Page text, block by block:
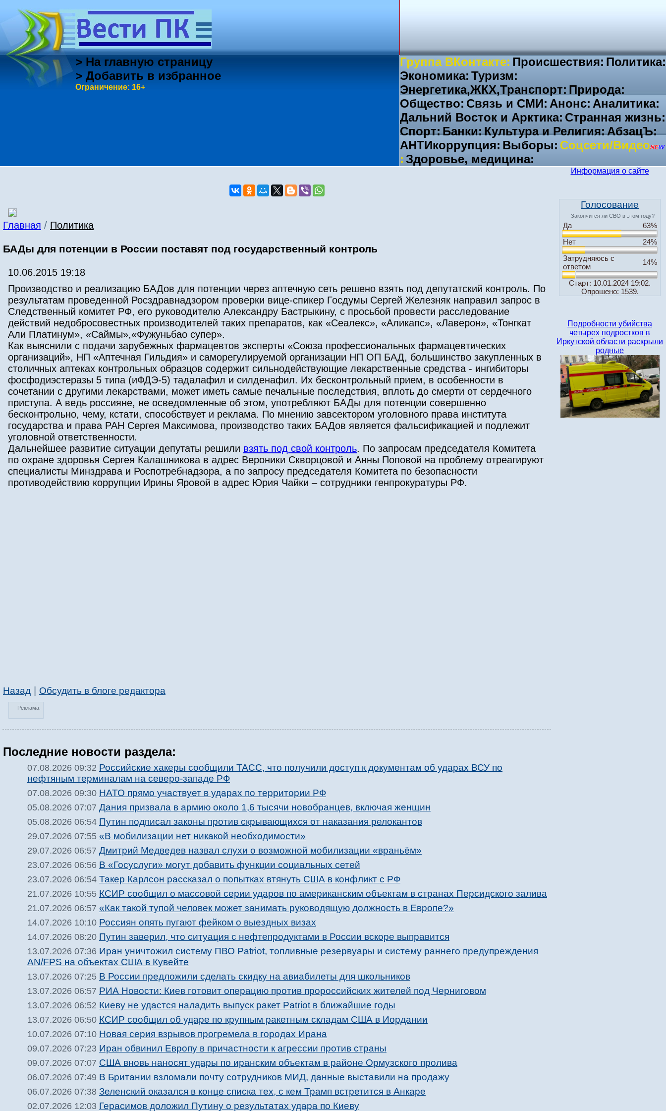
> На главную страницу
> Добавить в избранное
Ограничение: 16+
Группа ВКонтакте: Происшествия: Политика:
Экономика: Туризм:
Энергетика,ЖКХ,Транспорт: Природа:
Общество: Связь и СМИ: Анонс: Аналитика:
Дальний Восток и Арктика: Странная жизнь:
Спорт:Банки:Культура и Религия:АбзацЪ:
АНТИкоррупция: Выборы: Соцсети/Видео
: Здоровье, медицина:
Главная / Политика
БАДы для потенции в России поставят под государственный контроль
10.06.2015 19:18
Производство и реализацию БАДов для потенции через аптечную сеть решено взять под депутатский контроль. По
результатам проведенной Росздравнадзором проверки вице-спикер Госдумы Сергей Железняк направил запрос в
Следственный комитет РФ, его руководителю Александру Бастрыкину, с просьбой провести расследование
действий недобросовестных производителей таких препаратов, как «Сеалекс», «Аликапс», «Лаверон», «Тонгкат
Али Платинум», «Саймы»,«Фужуньбао супер».
Как выяснили с подачи зарубежных фармацевтов эксперты «Союза профессиональных фармацевтических
организаций», НП «Аптечная Гильдия» и саморегулируемой организации НП ОП БАД, большинство закупленных в
столичных аптеках контрольных образцов содержит сильнодействующие лекарственные средства - ингибиторы
фосфодиэстеразы 5 типа (иФДЭ-5) тадалафил и силденафил. Их бесконтрольный прием, в особенности в
сочетании с другими лекарствами, может иметь самые печальные последствия, вплоть до смерти от сердечного
приступа. А ведь россияне, не осведомленные об этом, употребляют БАДы для потенции совершенно
бесконтрольно, чему, кстати, способствует и реклама. По мнению завсектором уголовного права института
государства и права РАН Сергея Максимова, производство таких БАДов является фальсификацией и подлежит
уголовной ответственности.
Дальнейшее развитие ситуации депутаты решили взять под свой контроль. По запросам председателя Комитета
по охране здоровья Сергея Калашникова в адрес Вероники Скворцовой и Анны Поповой на проблему отреагируют
специалисты Минздрава и Роспотребнадзора, а по запросу председателя Комитета по безопасности
противодействию коррупции Ирины Яровой в адрес Юрия Чайки – сотрудники генпрокуратуры РФ.
Назад Обсудить в блоге редактора
Реклама:
Последние новости раздела:
07.08.2026 09:32 Российские хакеры сообщили ТАСС, что получили доступ к документам об ударах ВСУ по
нефтяным терминалам на северо-западе РФ
07.08.2026 09:30 НАТО прямо участвует в ударах по территории РФ
05.08.2026 07:07 Дания призвала в армию около 1,6 тысячи новобранцев, включая женщин
05.08.2026 06:54 Путин подписал законы против скрывающихся от наказания релокантов
29.07.2026 07:55 «В мобилизации нет никакой необходимости»
29.07.2026 06:57 Дмитрий Медведев назвал слухи о возможной мобилизации «враньём»
23.07.2026 06:56 В «Госуслуги» могут добавить функции социальных сетей
23.07.2026 06:54 Такер Карлсон рассказал о попытках втянуть США в конфликт с РФ
21.07.2026 10:55 КСИР сообщил о массовой серии ударов по американским объектам в странах Персидского залива
21.07.2026 06:57 «Как такой тупой человек может занимать руководящую должность в Европе?»
14.07.2026 10:10 Россиян опять пугают фейком о выездных визах
14.07.2026 08:20 Путин заверил, что ситуация с нефтепродуктами в России вскоре выправится
13.07.2026 07:36 Иран уничтожил систему ПВО Patriot, топливные резервуары и систему раннего предупреждения
AN/FPS на объектах США в Кувейте
13.07.2026 07:25 В России предложили сделать скидку на авиабилеты для школьников
13.07.2026 06:57 РИА Новости: Киев готовит операцию против пророссийских жителей под Черниговом
13.07.2026 06:52 Киеву не удастся наладить выпуск ракет Patriot в ближайшие годы
13.07.2026 06:50 КСИР сообщил об ударе по крупным ракетным складам США в Иордании
10.07.2026 07:10 Новая серия взрывов прогремела в городах Ирана
09.07.2026 07:23 Иран обвинил Европу в причастности к агрессии против страны
09.07.2026 07:07 США вновь наносят удары по иранским объектам в районе Ормузского пролива
06.07.2026 07:49 В Британии взломали почту сотрудников МИД, данные выставили на продажу
06.07.2026 07:38 Зеленский оказался в конце списка тех, с кем Трамп встретится в Анкаре
02.07.2026 12:03 Герасимов доложил Путину о результатах удара по Киеву
Информация о сайте
Голосование
Закончится ли СВО в этом году?
Да
63%
Нет
24%
Затрудняюсь с
ответом
14%
Старт: 10.01.2024 19:02.
Опрошено: 1539.
Подробности убийства
четырех подростков в
Иркутской области раскрыли
родные